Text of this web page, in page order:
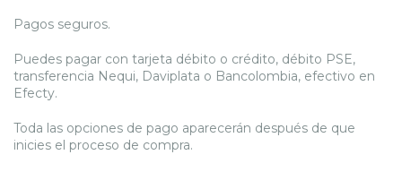
Pagos seguros.
Puedes pagar con tarjeta débito o crédito, débito PSE,
transferencia Nequi, Daviplata o Bancolombia, efectivo en
Efecty.
Toda las opciones de pago aparecerán después de que
inicies el proceso de compra.